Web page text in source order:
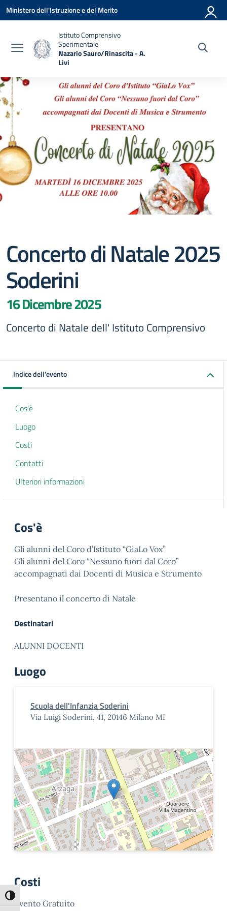
Attiva/disattiva alto contrasto
Vai ai contenuti
Vai al menu di navigazione
Vai al footer
Ministero dell'Istruzione e del Merito
Istituto Comprensivo
Sperimentale
Nazario Sauro/Rinascita - A.
Livi
Concerto di Natale 2025
Soderini
16 Dicembre 2025
Concerto di Natale dell' Istituto Comprensivo
Indice dell'evento
Cos'è
Luogo
Costi
Contatti
Ulteriori informazioni
Cos'è
Gli alunni del Coro d’Istituto “GiaLo Vox”
Gli alunni del Coro “Nessuno fuori dal Coro”
accompagnati dai Docenti di Musica e Strumento
Presentano il concerto di Natale
Destinatari
ALUNNI DOCENTI
Luogo
Scuola dell'Infanzia Soderini
Via Luigi Soderini, 41, 20146 Milano MI
Costi
Evento Gratuito